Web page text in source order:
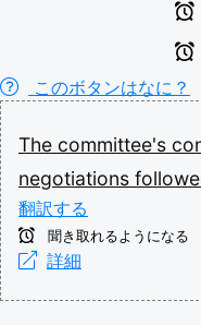
このボタンはなに？
The committee's
negotiations
翻訳する
聞き取れるようになる
詳細